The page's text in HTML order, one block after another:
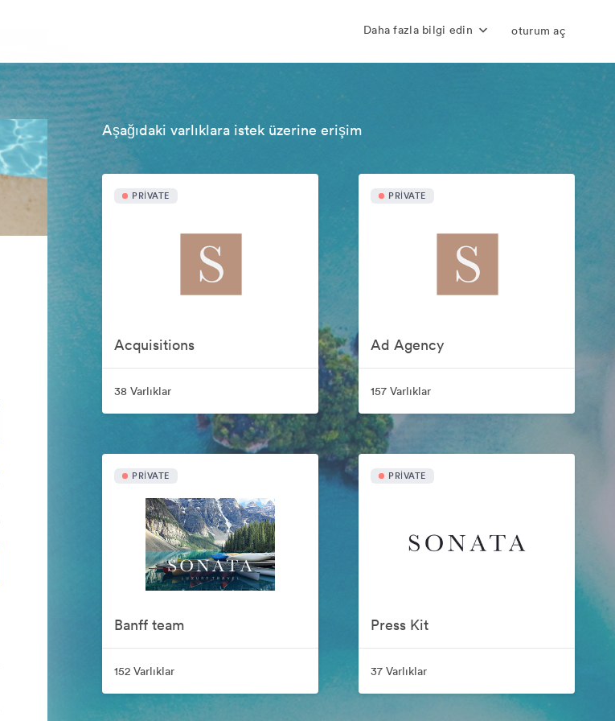
Daha fazla bilgi edin oturum aç
Aşağıdaki varlıklara istek üzerine erişim
PRIVATE
Acquisitions
38 Varlıklar
PRIVATE
Ad Agency
157 Varlıklar
PRIVATE
Banff team
152 Varlıklar
PRIVATE
Press Kit
37 Varlıklar